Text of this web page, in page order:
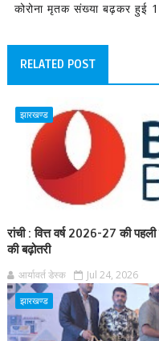
कोरोना मृतक संख्या बढ़कर
RELATED POST
झारखण्ड
रांची : वित्त वर्ष 2026-27 की
की बढ़ोतरी
आर्यावर्त डेस्क Jul 24, 2026
झारखण्ड